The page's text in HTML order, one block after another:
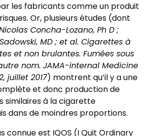
les fabricants comme un produit
Or, plusieurs études (dont
Concha-Lozano, Ph D ;
MD ; et al. Cigarettes à
et non brulantes. Fumées sous
nom. JAMA-internal Medicine
juillet 2017) montrent qu’il y a une
et donc production de
similaires à la cigarette
dans de moindres proportions.